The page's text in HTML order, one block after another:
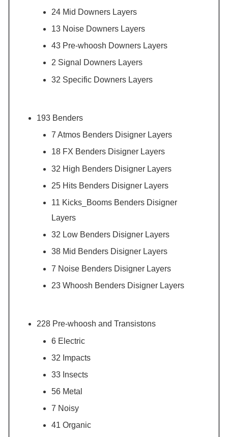
24 Mid Downers Layers
13 Noise Downers Layers
43 Pre-whoosh Downers Layers
2 Signal Downers Layers
32 Specific Downers Layers
193 Benders
7 Atmos Benders Disigner Layers
18 FX Benders Disigner Layers
32 High Benders Disigner Layers
25 Hits Benders Disigner Layers
11 Kicks_Booms Benders Disigner
Layers
32 Low Benders Disigner Layers
38 Mid Benders Disigner Layers
7 Noise Benders Disigner Layers
23 Whoosh Benders Disigner Layers
228 Pre-whoosh and Transistons
6 Electric
32 Impacts
33 Insects
56 Metal
7 Noisy
41 Organic